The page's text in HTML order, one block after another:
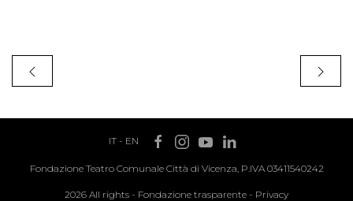
IT- EN
Fondazione Teatro Comunale Città di Vicenza, P.IVA 03411540242
2026 All rights - Fondazione trasparente - Privacy